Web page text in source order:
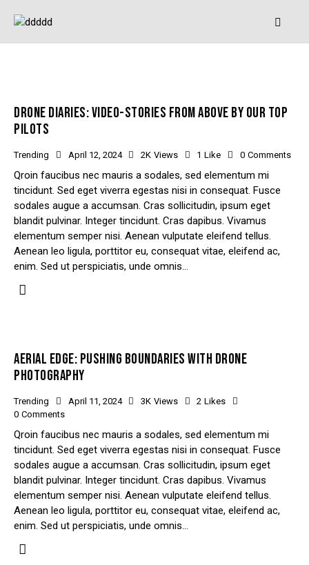
DRONE DIARIES: VIDEO-STORIES FROM ABOVE BY OUR TOP
PILOTS
Trending April 12, 2024 2K Views 1 Like 0 Comments
Qroin faucibus nec mauris a sodales, sed elementum mi
tincidunt. Sed eget viverra egestas nisi in consequat. Fusce
sodales augue a accumsan. Cras sollicitudin, ipsum eget
blandit pulvinar. Integer tincidunt. Cras dapibus. Vivamus
elementum semper nisi. Aenean vulputate eleifend tellus.
Aenean leo ligula, porttitor eu, consequat vitae, eleifend ac,
enim. Sed ut perspiciatis, unde omnis…
AERIAL EDGE: PUSHING BOUNDARIES WITH DRONE
PHOTOGRAPHY
Trending April 11, 2024 3K Views 2 Likes
0 Comments
Qroin faucibus nec mauris a sodales, sed elementum mi
tincidunt. Sed eget viverra egestas nisi in consequat. Fusce
sodales augue a accumsan. Cras sollicitudin, ipsum eget
blandit pulvinar. Integer tincidunt. Cras dapibus. Vivamus
elementum semper nisi. Aenean vulputate eleifend tellus.
Aenean leo ligula, porttitor eu, consequat vitae, eleifend ac,
enim. Sed ut perspiciatis, unde omnis…